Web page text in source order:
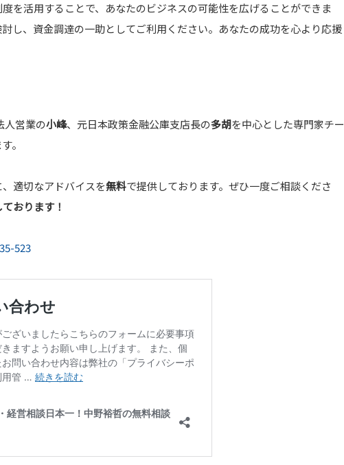
を活用することで、あなたのビジネスの可能性を広げることができま
し、資金調達の一助としてご利用ください。あなたの成功を心より応援
人営業の小峰、元日本政策金融公庫支店長の多胡を中心とした専門家チー
。
適切なアドバイスを無料で提供しております。ぜひ一度ご相談くださ
おります！
523